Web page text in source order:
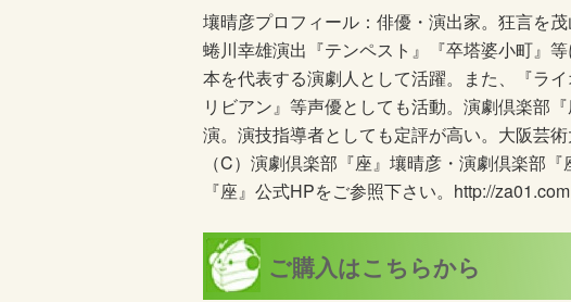
壤晴彦プロフィール：俳優・演出家。狂言を
蜷川幸雄演出『テンペスト』『卒塔婆小町』
本を代表する演劇人として活躍。また、『ラ
リビアン』等声優としても活動。演劇倶楽部
演。演技指導者としても定評が高い。大阪芸
（C）演劇倶楽部『座』壤晴彦・演劇倶楽部
『座』公式HPをご参照下さい。http://za01.com
ご購入はこちらから